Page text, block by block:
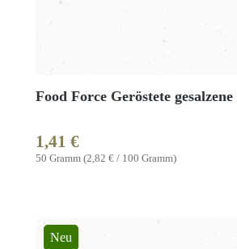
Food Force Geröstete gesalzene
50 Gramm (2,82 € / 100 Gramm)
Regulärer Preis:
1,41 €
Neu